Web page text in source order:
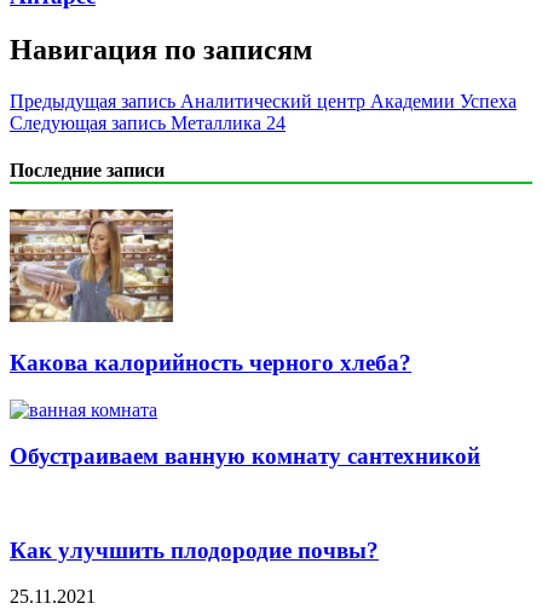
Навигация по записям
Предыдущая запись Аналитический центр Академии Успеха
Следующая запись Металлика 24
Последние записи
Какова калорийность черного хлеба?
Обустраиваем ванную комнату сантехникой
Как улучшить плодородие почвы?
25.11.2021